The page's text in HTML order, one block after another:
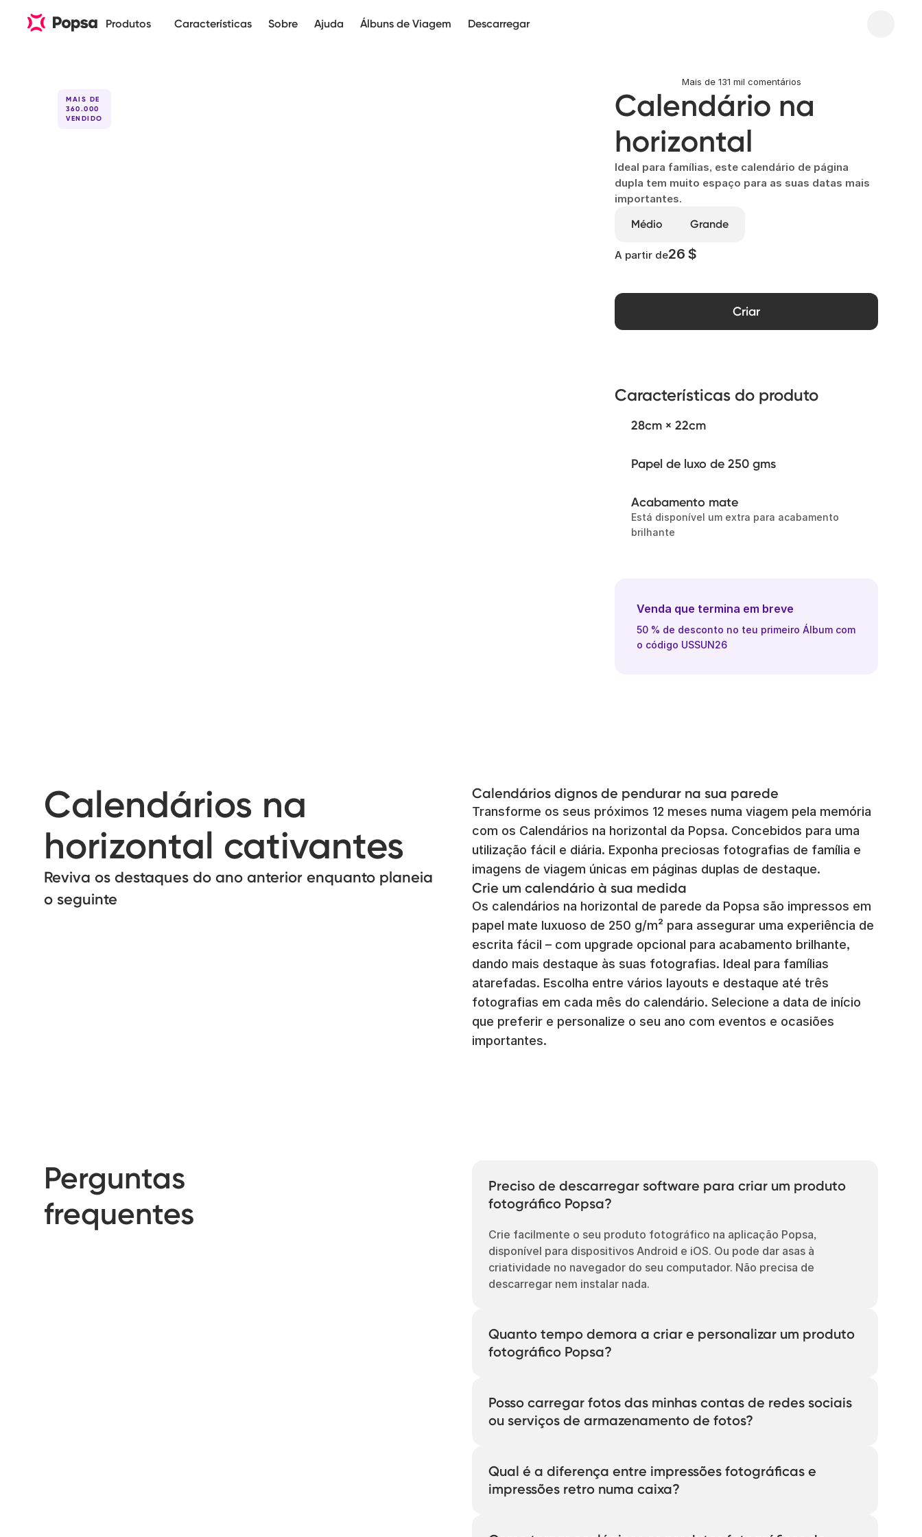
Produtos Características Sobre Ajuda Álbuns de Viagem Descarregar
MAIS DE
360.000
VENDIDO
Mais de 131 mil comentários
Calendário na
horizontal
Ideal para famílias, este calendário de página
dupla tem muito espaço para as suas datas mais
importantes.
Médio
Grande
A partir de26 $
Criar
Características do produto
28cm × 22cm
Papel de luxo de 250 gms
Acabamento mate
Está disponível um extra para acabamento
brilhante
Venda que termina em breve
50 % de desconto no teu primeiro Álbum com
o código USSUN26
Calendários na
horizontal cativantes
Reviva os destaques do ano anterior enquanto planeia
o seguinte
Calendários dignos de pendurar na sua parede
Transforme os seus próximos 12 meses numa viagem pela memória
com os Calendários na horizontal da Popsa. Concebidos para uma
utilização fácil e diária. Exponha preciosas fotografias de família e
imagens de viagem únicas em páginas duplas de destaque.
Crie um calendário à sua medida
Os calendários na horizontal de parede da Popsa são impressos em
papel mate luxuoso de 250 g/m² para assegurar uma experiência de
escrita fácil – com upgrade opcional para acabamento brilhante,
dando mais destaque às suas fotografias. Ideal para famílias
atarefadas. Escolha entre vários layouts e destaque até três
fotografias em cada mês do calendário. Selecione a data de início
que preferir e personalize o seu ano com eventos e ocasiões
importantes.
Perguntas
frequentes
Preciso de descarregar software para criar um produto
fotográfico Popsa?
Crie facilmente o seu produto fotográfico na aplicação Popsa,
disponível para dispositivos Android e iOS. Ou pode dar asas à
criatividade no navegador do seu computador. Não precisa de
descarregar nem instalar nada.
Quanto tempo demora a criar e personalizar um produto
fotográfico Popsa?
da Popsa numa questão de minutos. Escolha o seu produto,
selecione as fotos e decida a parte criativa: com rebordos
coloridos, legendas, layouts e muito mais. Pode até deixar que a
Posso carregar fotos das minhas contas de redes sociais
ou serviços de armazenamento de fotos?
Google Fotos e Dropbox para encontrar facilmente as suas
melhores fotografias.
Qual é a diferença entre impressões fotográficas e
impressões retro numa caixa?